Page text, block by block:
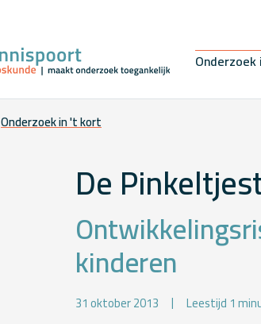
Onderzoek in 't kort
De
kinderen
31 oktober 2013 Leestijd 1